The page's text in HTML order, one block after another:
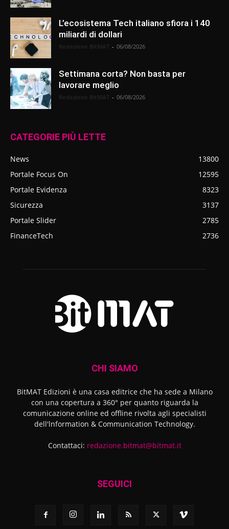
L’ecosistema Tech italiano sfiora i 140
miliardi di dollari
- 06/08/2026
Settimana corta? Non basta per
lavorare meglio
- 06/08/2026
CATEGORIE PIÙ LETTE
News
13800
Portale Focus On
12595
Portale Evidenza
8323
Sicurezza
3137
Portale Slider
2785
FinanceTech
2736
CHI SIAMO
BitMAT Edizioni è una casa editrice che ha sede a Milano
con una copertura a 360° per quanto riguarda la
comunicazione online ed offline rivolta agli specialisti
dell'lnformation & Communication Technology.
Contattaci: redazione.bitmat@bitmat.it
SEGUICI